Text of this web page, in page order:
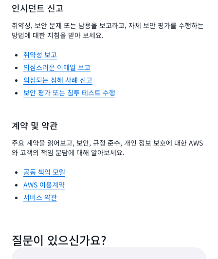
인시던트 신고
취약성, 보안 문제 또는 남용을 보고하고, 자체 보안 평가를 수행하는
방법에 대한 지침을 받아 보세요.
취약성 보고
의심스러운 이메일 보고
의심되는 침해 사례 신고
보안 평가 또는 침투 테스트 수행
계약 및 약관
주요 계약을 읽어보고, 보안, 규정 준수, 개인 정보 보호에 대한 AWS
와 고객의 책임 분담에 대해 알아보세요.
공동 책임 모델
AWS 이용계약
서비스 약관
질문이 있으신가요?